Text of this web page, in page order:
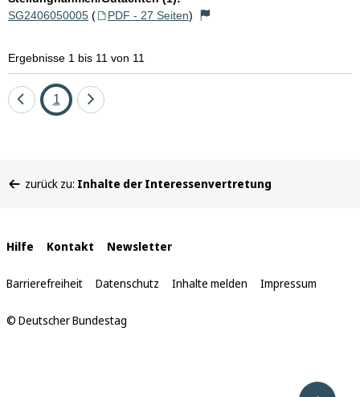
SG2406050005 ( PDF - 27 Seiten)
Ergebnisse 1 bis 11 von 11
EineSeite
1
Eine
befinden
zurück zu: Inhalte der Interessenvertretung
Interne
Links
Hilfe Kontakt Newsletter
Barrierefreiheit Datenschutz Inhalte melden Impressum
© Deutscher Bundestag